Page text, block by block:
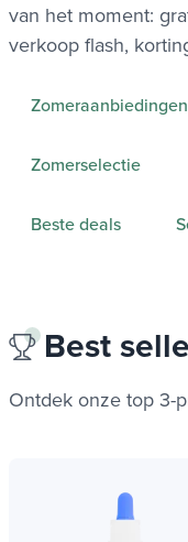
van het moment:
verkoop flash,
Zomeraanbiedingen
Zomerselectie
Beste deals
Best
Ontdek onze top 3-